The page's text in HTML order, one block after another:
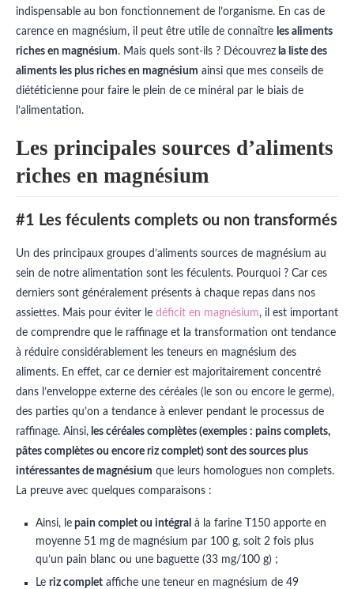
indispensable au bon fonctionnement de l’organisme. En cas de
carence en magnésium, il peut être utile de connaître les aliments
riches en magnésium. Mais quels sont-ils ? Découvrez la liste des
aliments les plus riches en magnésium ainsi que mes conseils de
diététicienne pour faire le plein de ce minéral par le biais de
l’alimentation.
Les principales sources d’aliments
riches en magnésium
#1 Les féculents complets ou non transformés
Un des principaux groupes d’aliments sources de magnésium au
sein de notre alimentation sont les féculents. Pourquoi ? Car ces
derniers sont généralement présents à chaque repas dans nos
assiettes. Mais pour éviter le déficit en magnésium, il est important
de comprendre que le raffinage et la transformation ont tendance
à réduire considérablement les teneurs en magnésium des
aliments. En effet, car ce dernier est majoritairement concentré
dans l’enveloppe externe des céréales (le son ou encore le germe),
des parties qu’on a tendance à enlever pendant le processus de
raffinage. Ainsi, les céréales complètes (exemples : pains complets,
pâtes complètes ou encore riz complet) sont des sources plus
intéressantes de magnésium que leurs homologues non complets.
La preuve avec quelques comparaisons :
Ainsi, le pain complet ou intégral à la farine T150 apporte en
moyenne 51 mg de magnésium par 100 g, soit 2 fois plus
qu’un pain blanc ou une baguette (33 mg/100 g) ;
Le riz complet affiche une teneur en magnésium de 49